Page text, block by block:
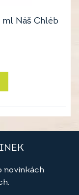
Náš Chléb
novinkách